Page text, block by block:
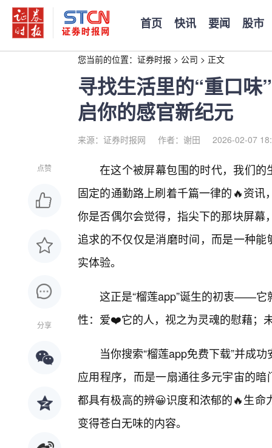
首页 快讯 要闻 股市
您当前的位置： 证券时报 > 公司 > 正文
寻找生活里的“重口
启你的感官新纪元
来源：证券时报网 作者：谢田 2026-02-07
点赞
分享
在这个被屏幕包围的时代，我们的
固定的通勤路上刷着千篇一律的🔥资
你是否偶尔会觉得，指尖下的那块屏
追求的不仅仅是消磨时间，而是一种
实体验。
这正是“榴莲app”诞生的初衷——它
性：爱❤️它的人，视之为灵魂的慰藉；
当你搜索“榴莲app免费下载”并成
应用程序，而是一扇通往多元宇宙的
都具有极高的辨😀识度和浓郁的🔥生
变得苍白无味的内容。